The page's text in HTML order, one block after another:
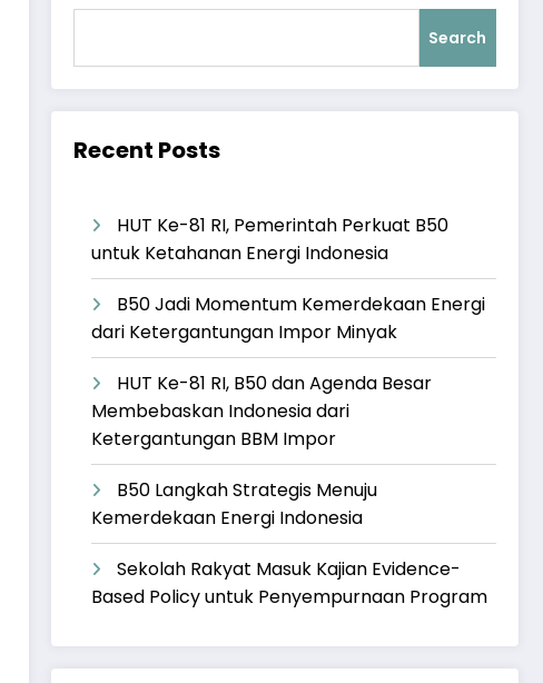
Search
Recent Posts
HUT Ke-81 RI, Pemerintah Perkuat B50
untuk Ketahanan Energi Indonesia
B50 Jadi Momentum Kemerdekaan Energi
dari Ketergantungan Impor Minyak
HUT Ke-81 RI, B50 dan Agenda Besar
Membebaskan Indonesia dari
Ketergantungan BBM Impor
B50 Langkah Strategis Menuju
Kemerdekaan Energi Indonesia
Sekolah Rakyat Masuk Kajian Evidence-
Based Policy untuk Penyempurnaan Program